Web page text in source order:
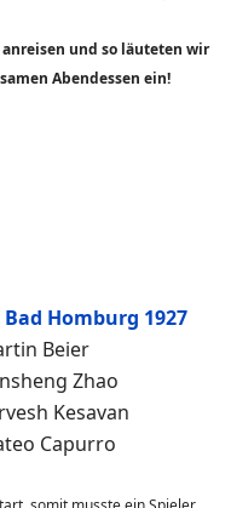
und so läuteten wir
Abendessen ein!
Bad Homburg 1927
Beier
Zhao
Kesavan
Capurro